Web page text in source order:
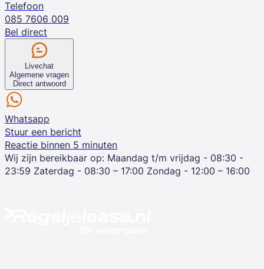
Telefoon
085 7606 009
Bel direct
Livechat
Algemene vragen
Direct antwoord
Whatsapp
Stuur een bericht
Reactie binnen 5 minuten
Wij zijn bereikbaar op: Maandag t/m vrijdag - 08:30 -
23:59 Zaterdag - 08:30 – 17:00 Zondag - 12:00 – 16:00